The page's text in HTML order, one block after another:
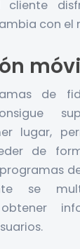
con el
de
lugar,
de
se